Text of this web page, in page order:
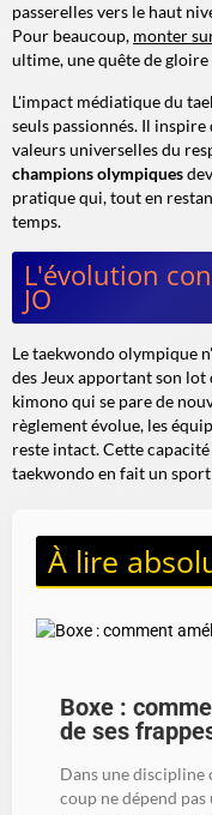
passerelles vers le haut
Pour beaucoup, monter
ultime, une quête de
L'impact médiatique du
seuls passionnés. Il
valeurs universelles du
champions olympiques
pratique qui, tout en
temps.
L'évolution
JO
Letaekwondo olympique
des Jeux apportant son
kimono qui se pare de
règlement évolue, les
reste intact. Cette
taekwondo en fait un
À lire
Boxe :
de ses
Dans une discipline
coup ne dépend